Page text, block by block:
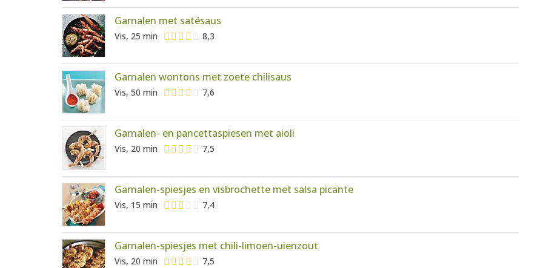
Garnalen met satésaus
Vis, 25 min 8,3
Garnalen wontons met zoete chilisaus
Vis, 50 min 7,6
Garnalen- en pancettaspiesen met aioli
Vis, 20 min 7,5
Garnalen-spiesjes en visbrochette met salsa picante
Vis, 15 min 7,4
Garnalen-spiesjes met chili-limoen-uienzout
Vis, 20 min 7,5